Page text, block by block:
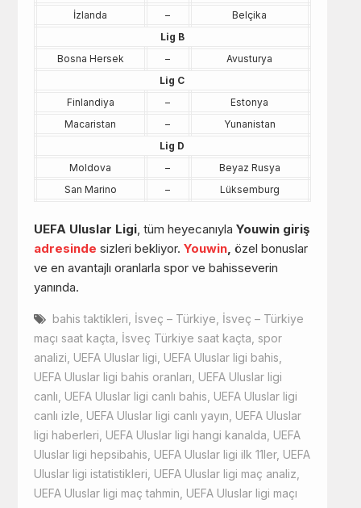
İzlanda
–
Belçika
Lig B
Bosna Hersek
–
Avusturya
Lig C
Finlandiya
–
Estonya
Macaristan
–
Yunanistan
Lig D
Moldova
–
Beyaz Rusya
San Marino
– Lüksemburg
UEFA Uluslar Ligi, tüm heyecanıyla Youwin giriş
adresinde sizleri bekliyor. Youwin, özel bonuslar
ve en avantajlı oranlarla spor ve bahisseverin
yanında.
bahis taktikleri, İsveç – Türkiye, İsveç – Türkiye
maçı saat kaçta, İsveç Türkiye saat kaçta, spor
analizi, UEFA Uluslar ligi, UEFA Uluslar ligi bahis,
UEFA Uluslar ligi bahis oranları, UEFA Uluslar ligi
canlı, UEFA Uluslar ligi canlı bahis, UEFA Uluslar ligi
canlı izle, UEFA Uluslar ligi canlı yayın, UEFA Uluslar
ligi haberleri, UEFA Uluslar ligi hangi kanalda, UEFA
Uluslar ligi hepsibahis, UEFA Uluslar ligi ilk 11ler, UEFA
Uluslar ligi istatistikleri, UEFA Uluslar ligi maç analiz,
UEFA Uluslar ligi maç tahmin, UEFA Uluslar ligi maçı